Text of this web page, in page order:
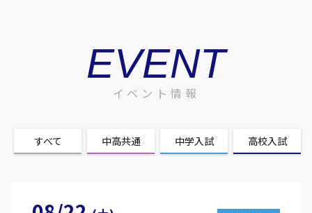
EVENT
イベント情報
すべて 中高共通 中学入試 高校入試